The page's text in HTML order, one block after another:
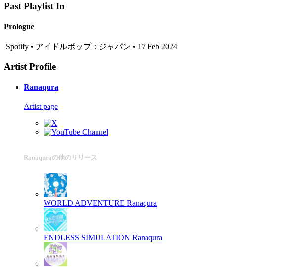
Past Playlist In
Prologue
Spotify • アイドルポップ：ジャパン • 17 Feb 2024
Artist Profile
Ranaqura
Artist page
Ranaquraの他のリリース
WORLD ADVENTURE Ranaqura
ENDLESS SIMULATION Ranaqura